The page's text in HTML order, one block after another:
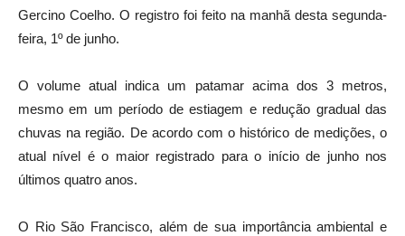
Gercino Coelho. O registro foi feito na manhã desta segunda-
feira, 1º de junho.
O volume atual indica um patamar acima dos 3 metros,
mesmo em um período de estiagem e redução gradual das
chuvas na região. De acordo com o histórico de medições, o
atual nível é o maior registrado para o início de junho nos
últimos quatro anos.
O Rio São Francisco, além de sua importância ambiental e